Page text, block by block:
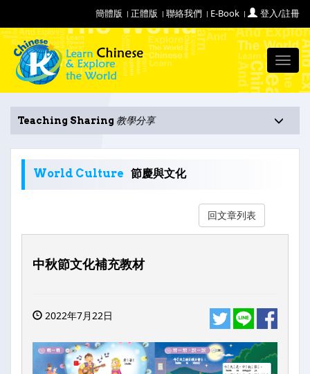
簡體版 正體版 聯絡我們 E-Book 登入/註冊
Teaching Sharing 教學分享
World Culture 節慶與文化
回文章列表
中秋節文化補充教材
2022年7月22日